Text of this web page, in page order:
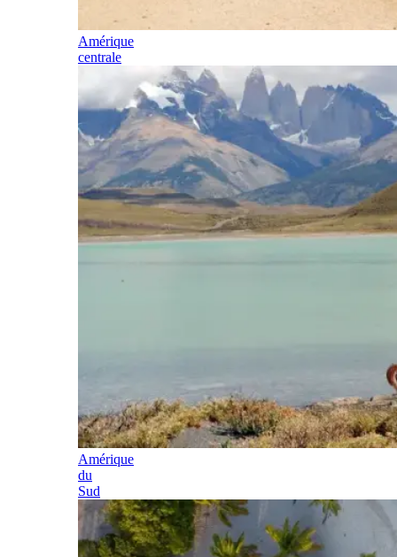
Amérique
centrale
Amérique
du
Sud